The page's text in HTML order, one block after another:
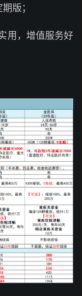
版；
用，增值服务好